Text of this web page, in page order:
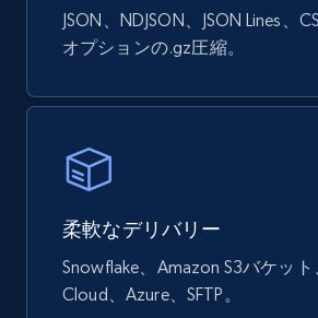
839+ 46+
URL, Product id, Title, Final price,
Currency, Rating, Reviews count,
eCommerce
JSON、NDJSON、JSON Lines、
オプションの.gz圧縮。
柔軟なデリバリー
Snowflake、Amazon S3バケッ
Cloud、Azure、SFTP。